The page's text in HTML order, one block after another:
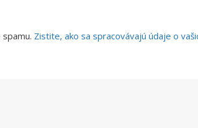
Zistite, ako sa spracovávajú údaje o